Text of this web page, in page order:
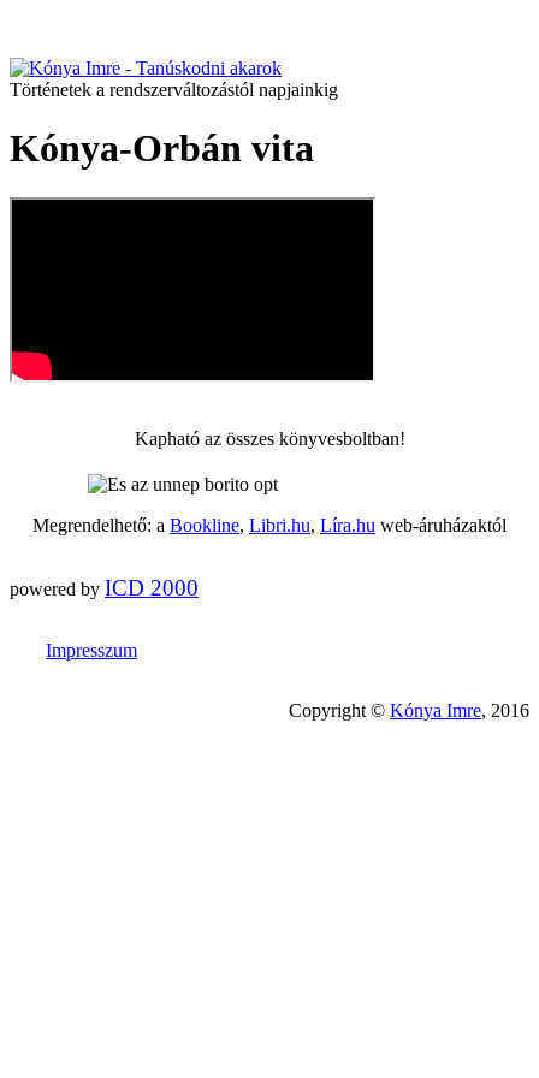
Történetek a rendszerváltozástól napjainkig
Kónya-Orbán vita
Kapható az összes könyvesboltban!
Megrendelhető: a Bookline, Libri.hu, Líra.hu web-áruházaktól
powered by ICD 2000
Impresszum
Copyright © Kónya Imre, 2016